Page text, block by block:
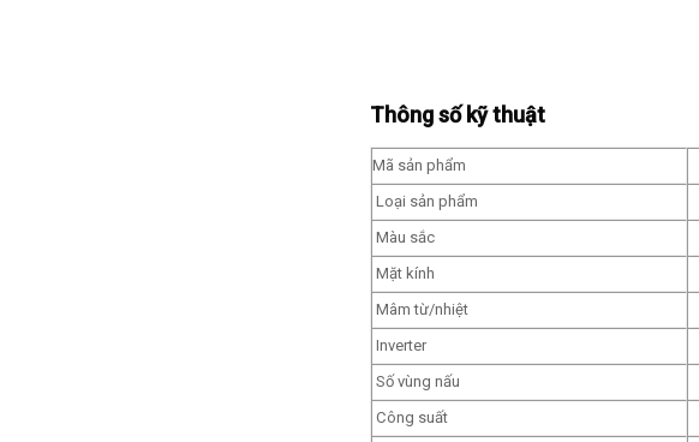
Thông số kỹ thuật
Mã sản phẩm
Loại sản phẩm
Màu sắc
Mặt kính
Mâm từ/nhiệt
Inverter
Số vùng nấu
Công suất